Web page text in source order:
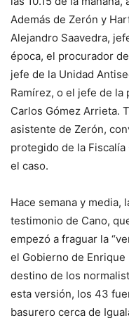
Además de Zerón y
Alejandro Saavedra,
época, el procurador
jefe de la Unidad
Ramírez, o el jefe de la
Carlos Gómez Arrieta.
asistente de Zerón,
protegido de la Fiscalía
el caso.
Hace semana y media,
testimonio de Cano,
empezó a fraguar la
el Gobierno de Enrique
destino de los
esta versión, los 43
basurero cerca de